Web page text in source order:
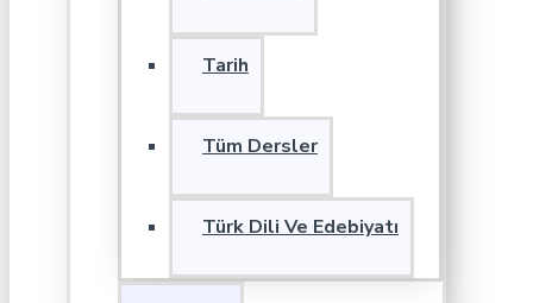
Tarih
Tüm Dersler
Türk Dili Ve Edebiyatı